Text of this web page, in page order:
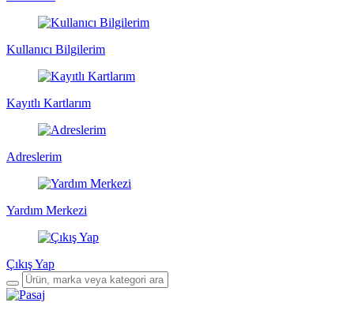
Kullanıcı Bilgilerim
Kayıtlı Kartlarım
Adreslerim
Yardım Merkezi
Çıkış Yap